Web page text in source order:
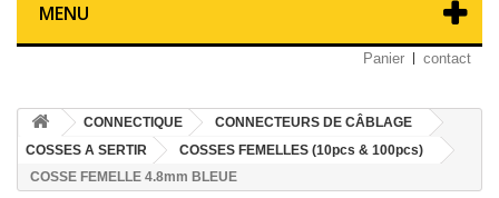
MENU
Panier contact
CONNECTIQUE
CONNECTEURS DE CÂBLAGE
COSSES A SERTIR
COSSES FEMELLES (10pcs & 100pcs)
COSSE FEMELLE 4.8mm BLEUE